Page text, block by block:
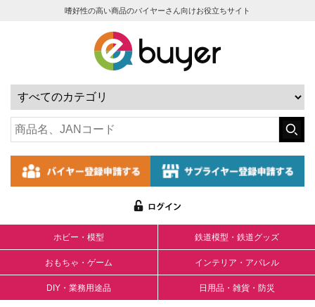
嗜好性の高い商品のバイヤーさん向けお役立ちサイト
ホビー・模型 鉄道模型・鉄道グッズ
おもちゃ・ゲーム インテリア・アパレル
DIY・業務用途品 日用品・雑貨・防災